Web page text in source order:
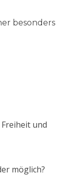
besonders
und
möglich?